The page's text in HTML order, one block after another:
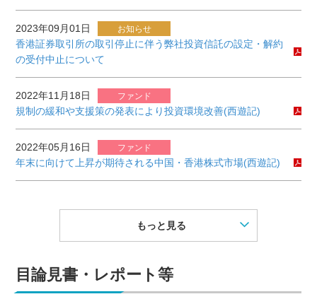
2023年09月01日 お知らせ
香港証券取引所の取引停止に伴う弊社投資信託の設定・解約
の受付中止について
2022年11月18日 ファンド
規制の緩和や支援策の発表により投資環境改善(西遊記)
2022年05月16日 ファンド
年末に向けて上昇が期待される中国・香港株式市場(西遊記)
もっと見る
目論見書・レポート等